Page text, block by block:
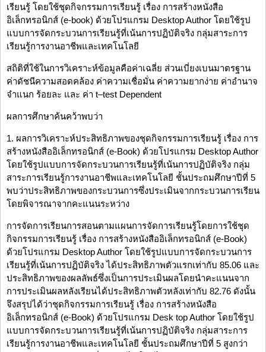
เรียนรู้ โดยใช้ชุดกิจกรรมการเรียนรู้ เรื่อง การสร้างหนังสือ
อิเล็กทรอนิกส์ (e-book) ด้วยโปรแกรม Desktop Author โดยใช้รูป
แบบการจัดกระบวนการเรียนรู้ที่เน้นการปฏิบัติจริง กลุ่มสาระการ
เรียนรู้การงานอาชีพและเทคโนโลยี
สถิติที่ใช้ในการวิเคราะห์ข้อมูลคือค่าเฉลี่ย ส่วนเบี่ยงเบนมาตรฐาน
ค่าดัชนีความสอดคล้อง ค่าความเชื่อมั่น ค่าความยากง่าย ค่าอำนาจ
จำแนก ร้อยละ และ ค่า t–test Dependent
ผลการศึกษาค้นคว้าพบว่า
1. ผลการวิเคราะห์ประสิทธิภาพของชุดกิจกรรมการเรียนรู้ เรื่อง การ
สร้างหนังสืออิเล็กทรอนิกส์ (e-Book) ด้วยโปรแกรม Desktop Author
โดยใช้รูปแบบการจัดกระบวนการเรียนรู้ที่เน้นการปฏิบัติจริง กลุ่ม
สาระการเรียนรู้การงานอาชีพและเทคโนโลยี ชั้นประถมศึกษาปีที่ 5
พบว่าประสิทธิภาพของกระบวนการซึ่งประเมินจากกระบวนการเรียน
โดยพิจารณาจากคะแนนระหว่าง
การจัดการเรียนการสอนตามแผนการจัดการเรียนรู้โดยการใช้ชุด
กิจกรรมการเรียนรู้ เรื่อง การสร้างหนังสืออิเล็กทรอนิกส์ (e-Book)
ด้วยโปรแกรม Desktop Author โดยใช้รูปแบบการจัดกระบวนการ
เรียนรู้ที่เน้นการปฏิบัติจริง ได้ประสิทธิภาพตัวแรกเท่ากับ 85.06 และ
ประสิทธิภาพของผลลัพธ์ซึ่งเป็นการประเมินผลโดยนำคะแนนจาก
การประเมินผลหลังเรียนได้ประสิทธิภาพตัวหลังเท่ากับ 82.76 ดังนั้น
จึงสรุปได้ว่าชุดกิจกรรมการเรียนรู้ เรื่อง การสร้างหนังสือ
อิเล็กทรอนิกส์ (e-Book) ด้วยโปรแกรม Desk top Author โดยใช้รูป
แบบการจัดกระบวนการเรียนรู้ที่เน้นการปฏิบัติจริง กลุ่มสาระการ
เรียนรู้การงานอาชีพและเทคโนโลยี ชั้นประถมศึกษาปีที่ 5 สูงกว่า